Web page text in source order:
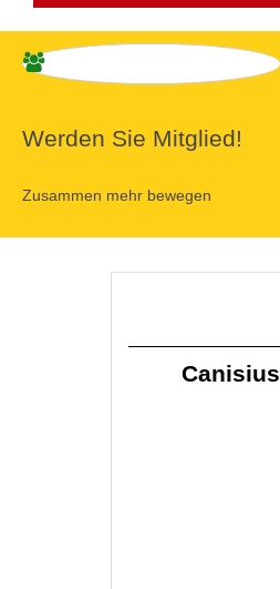
Werden Sie Mitglied!
Zusammen mehr bewegen